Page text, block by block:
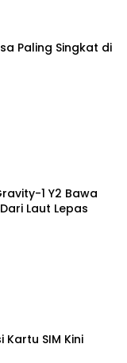
Paling Singkat di
1 Y2 Bawa
Laut Lepas
Kartu SIM Kini